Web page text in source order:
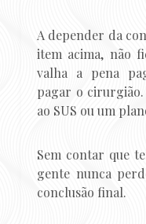
A depender da
item acima, não
valha a pena
pagar o cirurgião.
ao SUS ou um
Sem contar que
gente nunca
conclusão final.